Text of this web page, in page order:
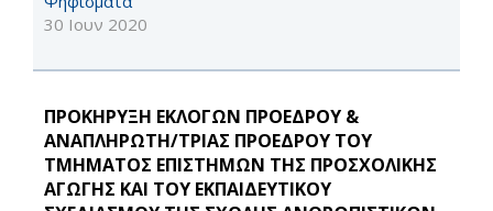
30 Ιουν 2020
ΠΡΟΚΗΡΥΞΗ ΕΚΛΟΓΩΝ ΠΡΟΕΔΡΟΥ &
ΑΝΑΠΛΗΡΩΤΗ/ΤΡΙΑΣ ΠΡΟΕΔΡΟΥ ΤΟΥ
ΤΜΗΜΑΤΟΣ ΕΠΙΣΤΗΜΩΝ ΤΗΣ ΠΡΟΣΧΟΛΙΚΗΣ
ΑΓΩΓΗΣ ΚΑΙ ΤΟΥ ΕΚΠΑΙΔΕΥΤΙΚΟΥ